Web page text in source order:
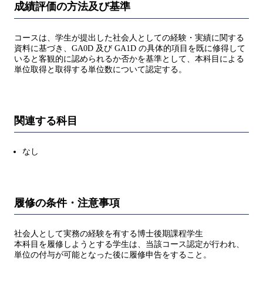
成績評価の方法及び基準
コースは、学生が提出した社会人としての経験・実績に関する
資料に基づき、GA0D 及び GA1D の具体的項目を既に修得して
いると客観的に認められるか否かを基準として、本科目による
単位取得と取得する単位数について認定する。
関連する科目
なし
履修の条件・注意事項
社会人として実務の経験を有する博士後期課程学生
本科目を履修しようとする学生は、当該コース認定が行われ、
単位の付与が可能となった後に履修申告をすること。